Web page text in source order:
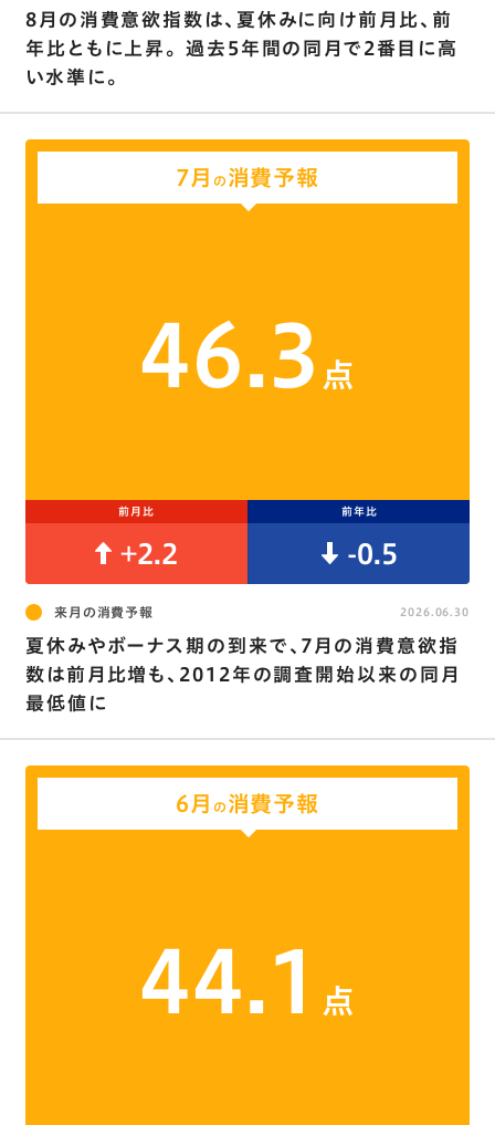
8月の消費意欲指数は､夏休みに向け前月比､前
年比ともに上昇。 過去5年間の同月で2番目に高
い水準に。
7月 の消費予報
46.3 点
前月比 前年比
+2.2 -0.5
来月の消費予報
夏休みやボーナス期の到来で､7月の消費意欲指
数は前月比増も、2012年の調査開始以来の同月
最低値に
2026.06.30
6月 の消費予報
44.1 点